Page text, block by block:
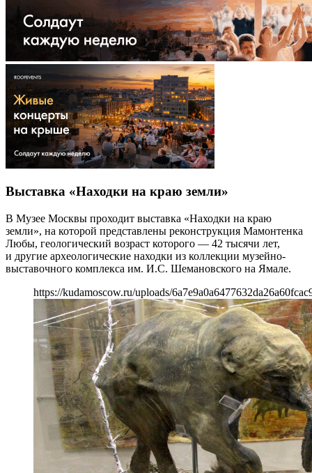
Выставка «Находки на краю земли»
В Музее Москвы проходит выставка «Находки на краю
земли», на которой представлены реконструкция Мамонтенка
Любы, геологический возраст которого — 42 тысячи лет,
и другие археологические находки из коллекции музейно-
выставочного комплекса им. И.С. Шемановского на Ямале.
https://kudamoscow.ru/uploads/